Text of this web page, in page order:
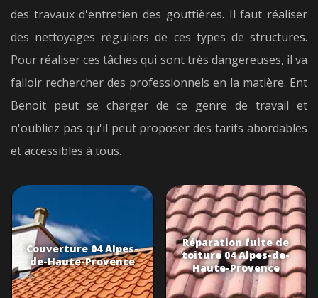
des travaux d'entretien des gouttières. Il faut réaliser
des nettoyages réguliers de ces types de structures.
Pour réaliser ces tâches qui sont très dangereuses, il va
falloir rechercher des professionnels en la matière. Ent
Benoit peut se charger de ce genre de travail et
n'oubliez pas qu'il peut proposer des tarifs abordables
et accessibles à tous.
Couverture 04 Alpes-
de-Haute-Provence
Réparation fuite de
toiture 04 Alpes-de-
Haute-Provence